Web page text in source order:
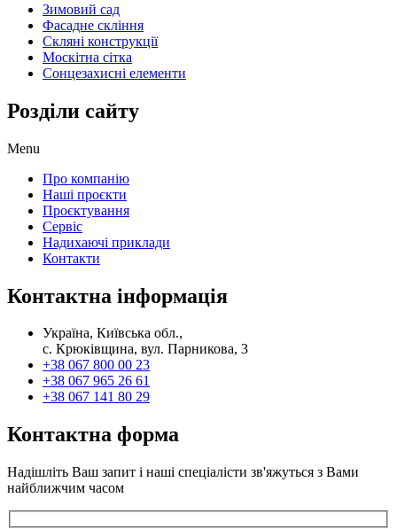
Зимовий сад
Фасадне скління
Скляні конструкції
Москітна сітка
Сонцезахисні елементи
Розділи сайту
Menu
Про компанію
Наші проєкти
Проєктування
Сервіс
Надихаючі приклади
Контакти
Контактна інформація
Україна, Київська обл.,
с. Крюківщина, вул. Парникова, 3
+38 067 800 00 23
+38 067 965 26 61
+38 067 141 80 29
Контактна форма
Надішліть Ваш запит і наші спеціалісти зв'яжуться з Вами
найближчим часом